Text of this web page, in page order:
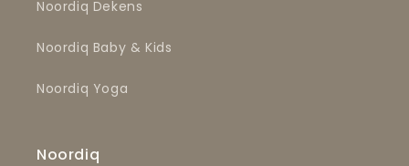
Noordiq Dekens
Noordiq Baby & Kids
Noordiq Yoga
Noordiq